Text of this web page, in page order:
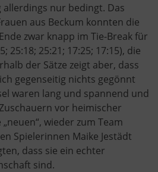
allerdings nur bedingt. Das
aus Beckum konnten die
zwar knapp im Tie-Break für
25:18; 25:21; 17:25; 17:15), die
der Sätze zeigt aber, dass
gegenseitig nichts gegönnt
waren lang und spannend und
vor heimischer
wieder zum Team
Spielerinnen Maike Jestädt
dass sie ein echter
sind.